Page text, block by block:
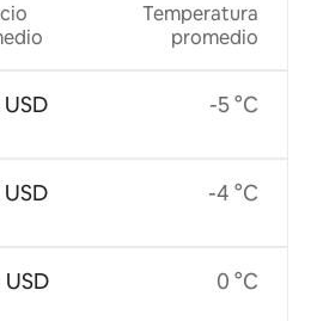
Temperatura
promedio
-5 °C
-4 °C
0 °C